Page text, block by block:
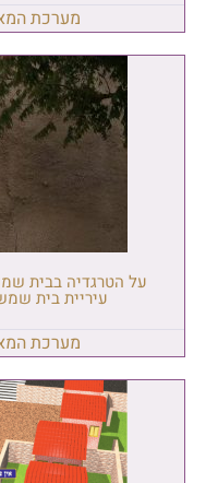
מערכת
על הטרגדיה בבית
עיריית בית
מערכת